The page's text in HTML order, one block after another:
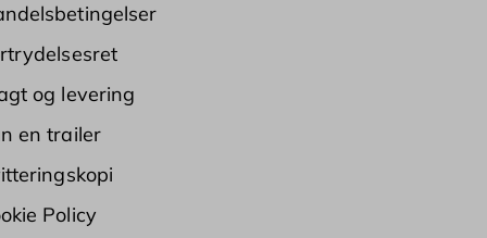
og levering
en trailer
Policy